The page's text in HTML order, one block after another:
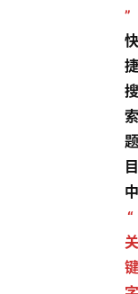
”
快
捷
搜
索
题
目
中
“
关
键